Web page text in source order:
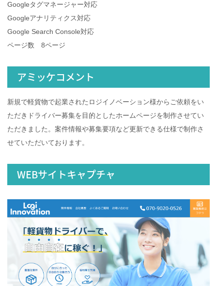
Googleタグマネージャー対応
Googleアナリティクス対応
Google Search Console対応
ページ数 8ページ
アミッケコメント
新規で軽貨物で起業されたロジイノベーション様からご依頼をい
ただきドライバー募集を目的としたホームページを制作させてい
ただきました。案件情報や募集要項など更新できる仕様で制作さ
せていただいております。
WEBサイトキャプチャ